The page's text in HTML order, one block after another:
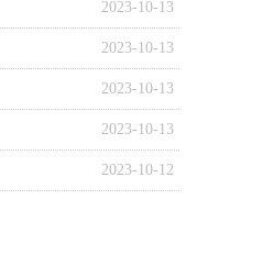
2023-10-13
2023-10-13
2023-10-13
2023-10-13
2023-10-12